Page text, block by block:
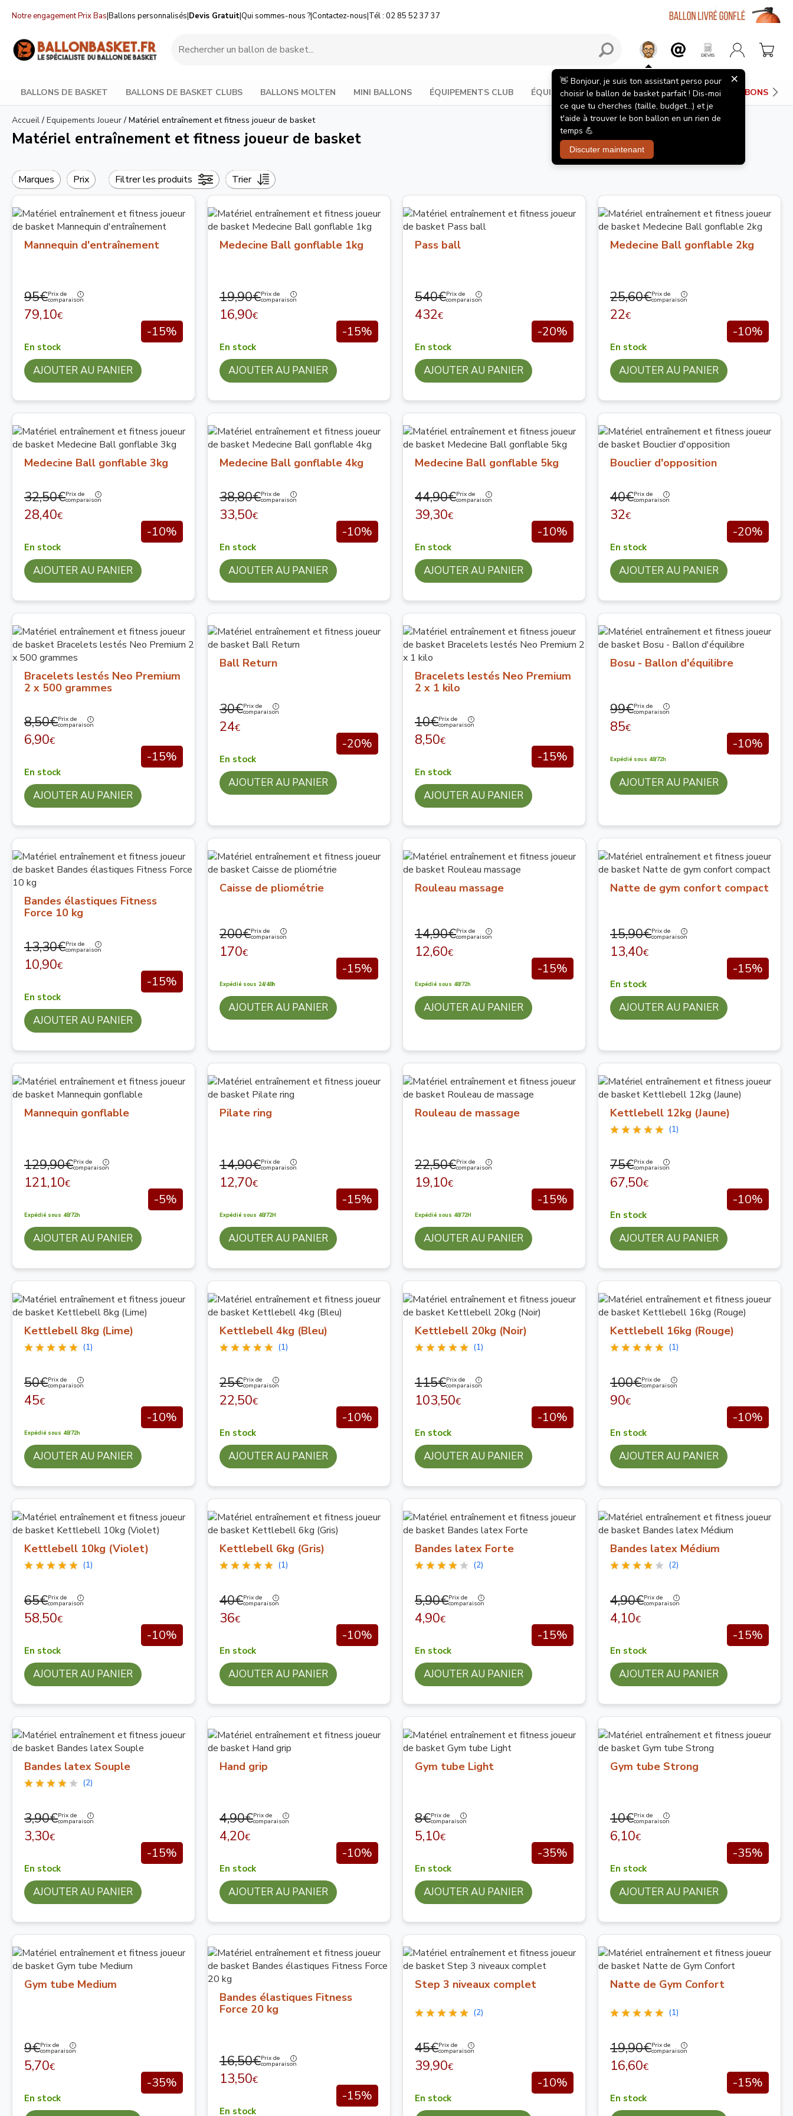
Notre engagement Prix Bas|Ballons personnalisés|Devis Gratuit|Qui sommes-nous ?|Contactez-nous|Tél : 02 85 52 37 37
BALLONS DE BASKET BALLONS DE BASKET CLUBS BALLONS MOLTEN MINI BALLONS ÉQUIPEMENTS CLUB ÉQUIPEMENTS JOUEUR PANIERS DE BASKET BONS
Accueil / Equipements Joueur / Matériel entraînement et fitness joueur de basket
Matériel entraînement et fitness joueur de basket
Marques Prix Filtrer les produits Trier
Mannequin d'entraînement
95€Prix de
comparaison
79,10€
-15%
En stock
AJOUTER AU PANIER
Medecine Ball gonflable 1kg
19,90€Prix de
comparaison
16,90€
-15%
En stock
AJOUTER AU PANIER
Pass ball
540€Prix de
comparaison
432€
-20%
En stock
AJOUTER AU PANIER
Medecine Ball gonflable 2kg
25,60€Prix de
comparaison
22€
-10%
En stock
AJOUTER AU PANIER
Medecine Ball gonflable 3kg
32,50€Prix de
comparaison
28,40€
-10%
En stock
AJOUTER AU PANIER
Medecine Ball gonflable 4kg
38,80€Prix de
comparaison
33,50€
-10%
En stock
AJOUTER AU PANIER
Medecine Ball gonflable 5kg
44,90€Prix de
comparaison
39,30€
-10%
En stock
AJOUTER AU PANIER
Bouclier d'opposition
40€Prix de
comparaison
32€
-20%
En stock
AJOUTER AU PANIER
Bracelets lestés Neo Premium
2 x 500 grammes
8,50€Prix de
comparaison
6,90€
-15%
En stock
AJOUTER AU PANIER
Ball Return
30€Prix de
comparaison
24€
-20%
En stock
AJOUTER AU PANIER
Bracelets lestés Neo Premium
2 x 1 kilo
10€Prix de
comparaison
8,50€
-15%
En stock
AJOUTER AU PANIER
Bosu - Ballon d'équilibre
99€Prix de
comparaison
85€
-10%
Expédié sous 48/72h
AJOUTER AU PANIER
Bandes élastiques Fitness
Force 10 kg
13,30€Prix de
comparaison
10,90€
-15%
En stock
AJOUTER AU PANIER
Caisse de pliométrie
200€Prix de
comparaison
170€
-15%
Expédié sous 24/48h
AJOUTER AU PANIER
Rouleau massage
14,90€Prix de
comparaison
12,60€
-15%
Expédié sous 48/72h
AJOUTER AU PANIER
Natte de gym confort compact
15,90€Prix de
comparaison
13,40€
-15%
En stock
AJOUTER AU PANIER
Mannequin gonflable
129,90€Prix de
comparaison
121,10€
-5%
Expédié sous 48/72h
AJOUTER AU PANIER
Pilate ring
14,90€Prix de
comparaison
12,70€
-15%
Expédié sous 48/72H
AJOUTER AU PANIER
Rouleau de massage
22,50€Prix de
comparaison
19,10€
-15%
Expédié sous 48/72H
AJOUTER AU PANIER
Kettlebell 12kg (Jaune)
(1)
75€Prix de
comparaison
67,50€
-10%
En stock
AJOUTER AU PANIER
Kettlebell 8kg (Lime)
(1)
50€Prix de
comparaison
45€
-10%
Expédié sous 48/72h
AJOUTER AU PANIER
Kettlebell 4kg (Bleu)
(1)
25€Prix de
comparaison
22,50€
-10%
En stock
AJOUTER AU PANIER
Kettlebell 20kg (Noir)
(1)
115€Prix de
comparaison
103,50€
-10%
En stock
AJOUTER AU PANIER
Kettlebell 16kg (Rouge)
(1)
100€Prix de
comparaison
90€
-10%
En stock
AJOUTER AU PANIER
Kettlebell 10kg (Violet)
(1)
65€Prix de
comparaison
58,50€
-10%
En stock
AJOUTER AU PANIER
Kettlebell 6kg (Gris)
(1)
40€Prix de
comparaison
36€
-10%
En stock
AJOUTER AU PANIER
Bandes latex Forte
(2)
5,90€Prix de
comparaison
4,90€
-15%
En stock
AJOUTER AU PANIER
Bandes latex Médium
(2)
4,90€Prix de
comparaison
4,10€
-15%
En stock
AJOUTER AU PANIER
Bandes latex Souple
(2)
3,90€Prix de
comparaison
3,30€
-15%
En stock
AJOUTER AU PANIER
Hand grip
4,90€Prix de
comparaison
4,20€
-10%
En stock
AJOUTER AU PANIER
Gym tube Light
8€Prix de
comparaison
5,10€
-35%
En stock
AJOUTER AU PANIER
Gym tube Strong
10€Prix de
comparaison
6,10€
-35%
En stock
AJOUTER AU PANIER
Gym tube Medium
9€Prix de
comparaison
5,70€
-35%
En stock
Bandes élastiques Fitness
Force 20 kg
16,50€Prix de
comparaison
13,50€
-15%
En stock
Step 3 niveaux complet
(2)
45€Prix de
comparaison
39,90€
-10%
En stock
Natte de Gym Confort
(1)
19,90€Prix de
comparaison
16,60€
-15%
En stock
👋 Bonjour, je suis ton assistant perso pour
choisir le ballon de basket parfait ! Dis-moi
ce que tu cherches (taille, budget...) et je
t'aide à trouver le bon ballon en un rien de
temps 💪
Discuter maintenant
×